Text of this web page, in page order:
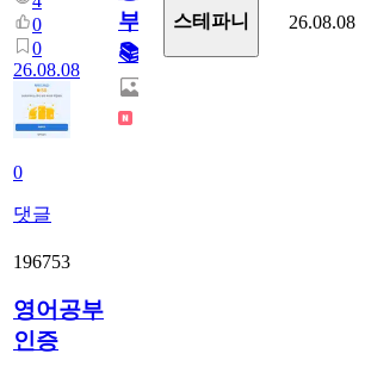
0
0
26.08.08
0
댓글
부!
📚
스테파니 26.08.08
196753
영어공부
인증